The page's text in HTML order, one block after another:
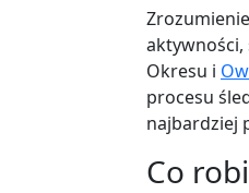
aktywności,
Okresu i
procesu
najbardziej
Co